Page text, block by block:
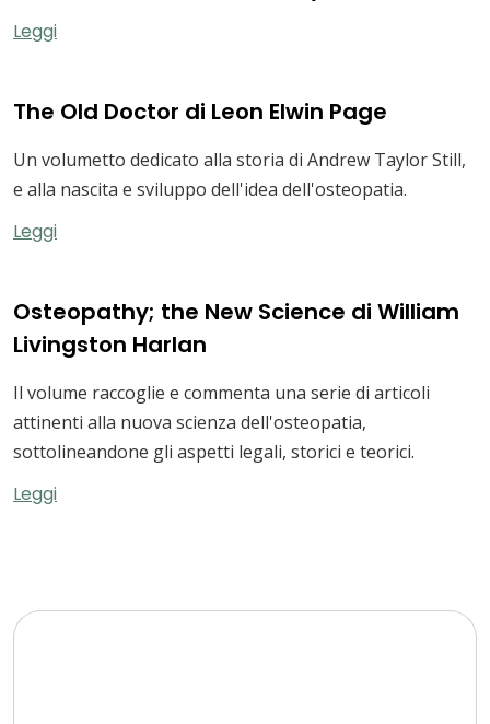
Leggi
The Old Doctor di Leon Elwin Page
Un volumetto dedicato alla storia di Andrew Taylor Still,
e alla nascita e sviluppo dell'idea dell'osteopatia.
Leggi
Osteopathy; the New Science di William
Livingston Harlan
Il volume raccoglie e commenta una serie di articoli
attinenti alla nuova scienza dell'osteopatia,
sottolineandone gli aspetti legali, storici e teorici.
Leggi